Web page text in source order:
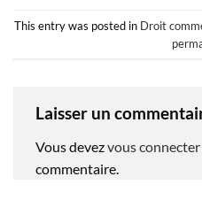
This entry was posted in Droit
Laisser un
Vous devezvous connecter
commentaire.